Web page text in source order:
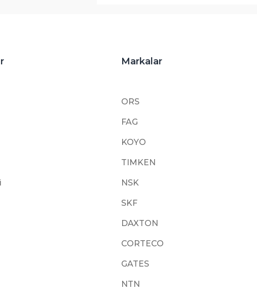
Markalar
ORS
FAG
KOYO
TIMKEN
NSK
SKF
DAXTON
CORTECO
GATES
NTN